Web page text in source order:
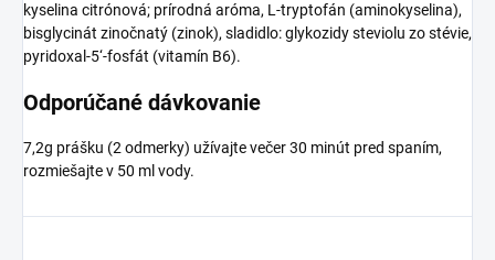
kyselina citrónová; prírodná aróma, L-tryptofán (aminokyselina),
bisglycinát zinočnatý (zinok), sladidlo: glykozidy steviolu zo stévie,
pyridoxal-5‘-fosfát (vitamín B6).
Odporúčané dávkovanie
7,2g prášku (2 odmerky) užívajte večer 30 minút pred spaním,
rozmiešajte v 50 ml vody.